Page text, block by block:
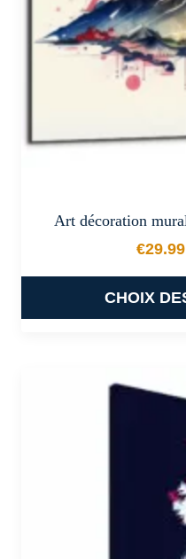
Art décoration
€29.99
CHOIX